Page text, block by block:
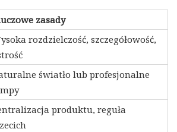
zasady
rozdzielczość, szczegółowość,
światło lub profesjonalne
produktu, reguła